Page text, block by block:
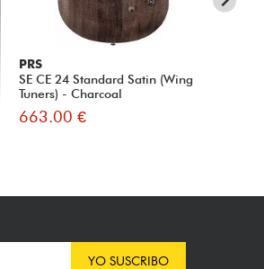
PRS
SE CE 24 Standard Satin (Wing
Tuners) - Charcoal
663.00 €
YO SUSCRIBO